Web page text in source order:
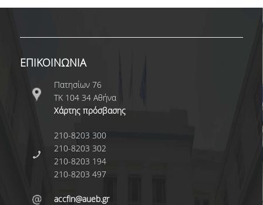
ΕΠΙΚΟΙΝΩΝΙΑ
Πατησίων 76
ΤΚ 104 34 Αθήνα
Χάρτης πρόσβασης
210-8203 300
210-8203 302
210-8203 194
210-8203 497
accfin@aueb.gr